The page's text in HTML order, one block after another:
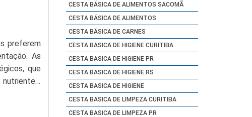
preferem
As
que
De
CESTA BÁSICA DE ALIMENTOS SACOMÃ
CESTA BÁSICA DE ALIMENTOS
CESTA BÁSICA DE CARNES
CESTA BASICA DE HIGIENE CURITIBA
CESTA BASICA DE HIGIENE PR
CESTA BASICA DE HIGIENE RS
CESTA BASICA DE HIGIENE
CESTA BASICA DE LIMPEZA CURITIBA
CESTA BASICA DE LIMPEZA PR